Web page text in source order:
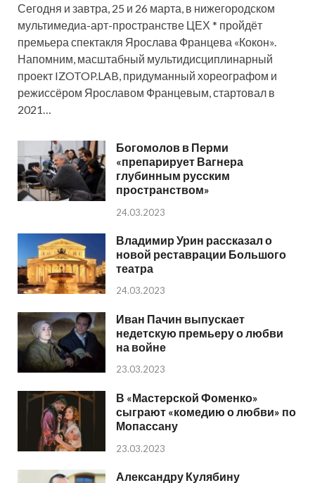
Сегодня и завтра, 25 и 26 марта, в нижегородском
мультимедиа-арт-пространстве ЦЕХ * пройдёт
премьера спектакля Ярослава Францева «Кокон».
Напомним, масштабный мультидисциплинарный
проект IZOTOP.LAB, придуманный хореографом и
режиссёром Ярославом Францевым, стартовал в
2021…
Богомолов в Перми
«препарирует Вагнера
глубинным русским
пространством»
24.03.2023
Владимир Урин рассказал о
новой реставрации Большого
театра
24.03.2023
Иван Пачин выпускает
недетскую премьеру о любви
на войне
23.03.2023
В «Мастерской Фоменко»
сыграют «комедию о любви» по
Мопассану
23.03.2023
Александру Кулябину